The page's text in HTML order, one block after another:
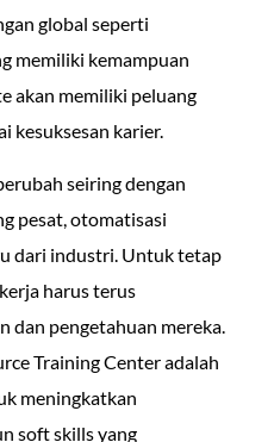
global seperti
memiliki kemampuan
akan memiliki peluang
kesuksesan karier.
seiring dengan
pesat, otomatisasi
dari industri. Untuk tetap
harus terus
dan pengetahuan mereka.
Training Center adalah
meningkatkan
soft skills yang